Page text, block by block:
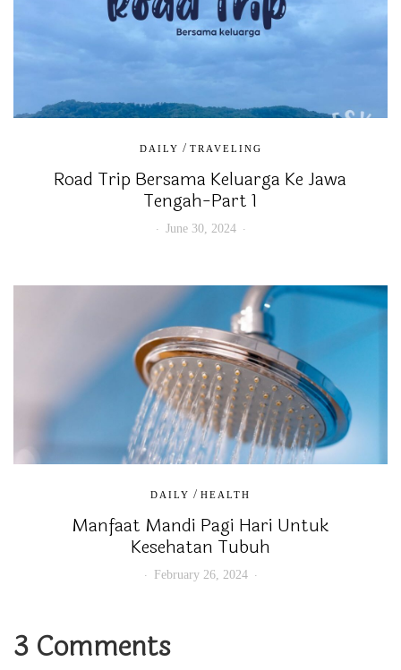
DAILY / TRAVELING
Road Trip Bersama Keluarga Ke Jawa
Tengah-Part 1
June 30, 2024
DAILY / HEALTH
Manfaat Mandi Pagi Hari Untuk
Kesehatan Tubuh
February 26, 2024
3 Comments